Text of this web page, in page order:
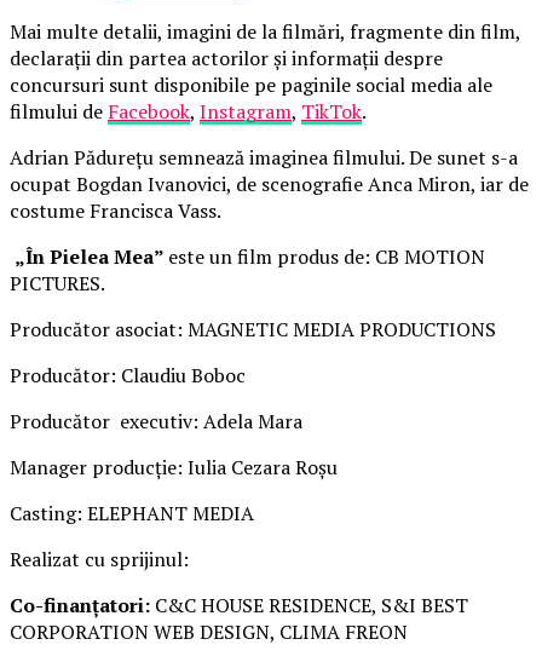
Mai multe detalii, imagini de la filmări, fragmente din film,
declarații din partea actorilor și informații despre
concursuri sunt disponibile pe paginile social media ale
filmului de Facebook, Instagram, TikTok.
Adrian Pădurețu semnează imaginea filmului. De sunet s-a
ocupat Bogdan Ivanovici, de scenografie Anca Miron, iar de
costume Francisca Vass.
„În Pielea Mea” este un film produs de: CB MOTION
PICTURES.
Producător asociat: MAGNETIC MEDIA PRODUCTIONS
Producător: Claudiu Boboc
Producător executiv: Adela Mara
Manager producție: Iulia Cezara Roșu
Casting: ELEPHANT MEDIA
Realizat cu sprijinul:
Co-finanțatori: C&C HOUSE RESIDENCE, S&I BEST
CORPORATION WEB DESIGN, CLIMA FREON